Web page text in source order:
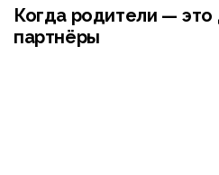
Когда родители —
партнёры